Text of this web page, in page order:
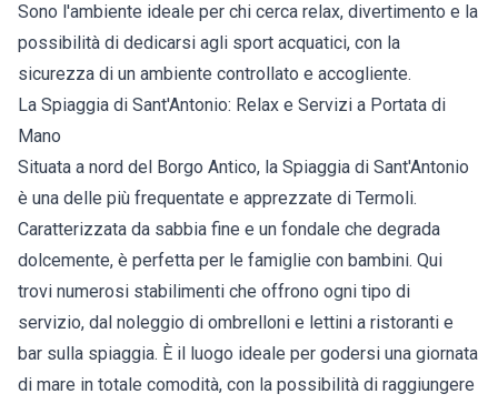
Sono l'ambiente ideale per chi cerca relax, divertimento e la
possibilità di dedicarsi agli sport acquatici, con la
sicurezza di un ambiente controllato e accogliente.
La Spiaggia di Sant'Antonio: Relax e Servizi a Portata di
Mano
Situata a nord del Borgo Antico, la Spiaggia di Sant'Antonio
è una delle più frequentate e apprezzate di Termoli.
Caratterizzata da sabbia fine e un fondale che degrada
dolcemente, è perfetta per le famiglie con bambini. Qui
trovi numerosi stabilimenti che offrono ogni tipo di
servizio, dal noleggio di ombrelloni e lettini a ristoranti e
bar sulla spiaggia. È il luogo ideale per godersi una giornata
di mare in totale comodità, con la possibilità di raggiungere